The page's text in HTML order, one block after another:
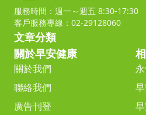
服務時間：週一～週五 8:30-17:30
客戶服務專線：02-29128060
文章分類
關於早安健康
關於我們
聯絡我們
廣告刊登